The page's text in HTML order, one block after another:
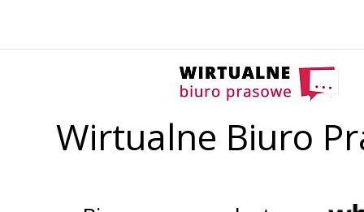
Wirtualne Biuro